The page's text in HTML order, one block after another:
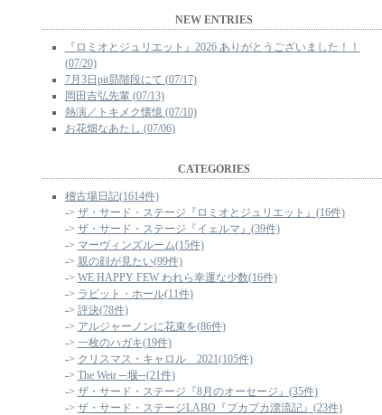
NEW ENTRIES
『ロミオとジュリエット』2026 ありがとうございました！！
(07/20)
7月3日pit昴階段にて (07/17)
岡田吉弘先輩 (07/13)
熱演／トキメク懐憶 (07/10)
お花畑なあたし (07/06)
CATEGORIES
稽古場日記(1614件)
-> ザ・サード・ステージ『ロミオとジュリエット』(16件)
-> ザ・サード・ステージ『イェルマ』(39件)
-> マーヴィンズルーム(15件)
-> 親の顔が見たい(99件)
-> WE HAPPY FEW われら幸運な少数(16件)
-> ラビット・ホール(11件)
-> 評決(78件)
-> アルジャーノンに花束を(86件)
-> 一枚のハガキ(19件)
-> クリスマス・キャロル 2021(105件)
-> The Weir ─堰─(21件)
-> ザ・サード・ステージ『8月のオーセージ』(35件)
-> ザ・サード・ステージLABO『プカプカ漂流記』(23件)